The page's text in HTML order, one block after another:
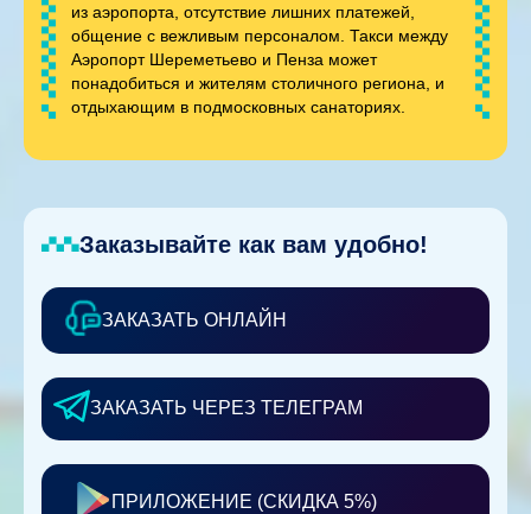
из аэропорта, отсутствие лишних платежей,
общение с вежливым персоналом. Такси между
Аэропорт Шереметьево и Пенза может
понадобиться и жителям столичного региона, и
отдыхающим в подмосковных санаториях.
Заказывайте как вам удобно!
ЗАКАЗАТЬ ОНЛАЙН
ЗАКАЗАТЬ ЧЕРЕЗ ТЕЛЕГРАМ
ПРИЛОЖЕНИЕ (СКИДКА 5%)